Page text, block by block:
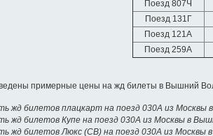
Поезд 807Ч
Поезд 131Г
Поезд 121А
Поезд 259А
примерные цены на жд билеты в Вышний
жд билетов плацкарт на поезд 030А из Москвы
жд билетов Купе на поезд 030А из Москвы в
жд билетов Люкс (СВ) на поезд 030А из Москвы